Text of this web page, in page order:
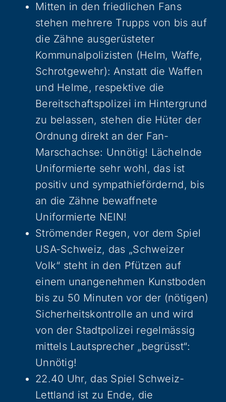
Mitten in den friedlichen Fans
stehen mehrere Trupps von bis auf
die Zähne ausgerüsteter
Kommunalpolizisten (Helm, Waffe,
Schrotgewehr): Anstatt die Waffen
und Helme, respektive die
Bereitschaftspolizei im Hintergrund
zu belassen, stehen die Hüter der
Ordnung direkt an der Fan-
Marschachse: Unnötig! Lächelnde
Uniformierte sehr wohl, das ist
positiv und sympathiefördernd, bis
an die Zähne bewaffnete
Uniformierte NEIN!
Strömender Regen, vor dem Spiel
USA-Schweiz, das „Schweizer
Volk“ steht in den Pfützen auf
einem unangenehmen Kunstboden
bis zu 50 Minuten vor der (nötigen)
Sicherheitskontrolle an und wird
von der Stadtpolizei regelmässig
mittels Lautsprecher „begrüsst“:
Unnötig!
22.40 Uhr, das Spiel Schweiz-
Lettland ist zu Ende, die